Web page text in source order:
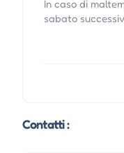
In caso di
sabato
Contatti :